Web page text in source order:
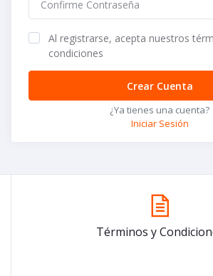
Al registrarse, acepta nuestros
condiciones
Crear Cuenta
¿Ya tienes una cuenta?
Iniciar Sesión
Términos y